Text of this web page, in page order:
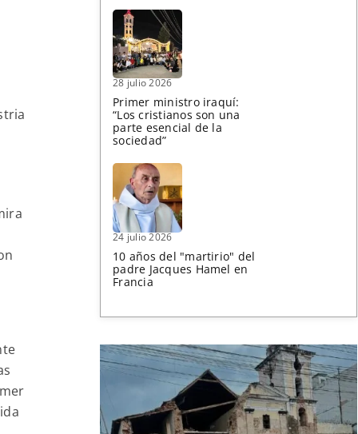
28 julio 2026
Primer ministro iraquí:
“Los cristianos son una
parte esencial de la
sociedad”
24 julio 2026
10 años del "martirio" del
padre Jacques Hamel en
Francia